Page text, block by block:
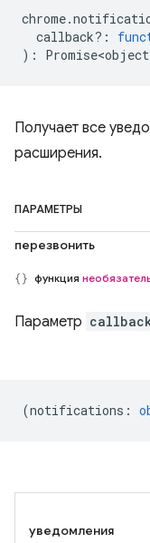
chrome.
callback? :
) :
Получает все
расширения.
ПАРАМЕТРЫ
перезвонить
функция
Параметр
(notifications :
уведомления